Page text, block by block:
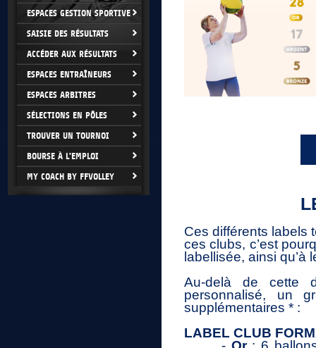
ESPACES GESTION SPORTIVE
SAISIE DES RÉSULTATS
ACCÉDER AUX RÉSULTATS
ESPACES ENTRAÎNEURS
ESPACES ARBITRES
SÉLECTIONS EN PÔLES
TROUVER UN TOURNOI
BOURSE À L'EMPLOI
MY COACH BY FFVOLLEY
Ces différents labels
ces clubs, c’est
labellisée, ainsi
Au-delà de cette
personnalisé, un
supplémentaires * :
LABEL CLUB